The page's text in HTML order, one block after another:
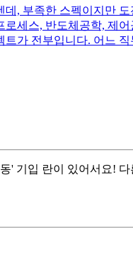
, 부족한 스펙이지만
로세스, 반도체공학, 제
가 전부입니다. 어느
' 기입 란이 있어서요!